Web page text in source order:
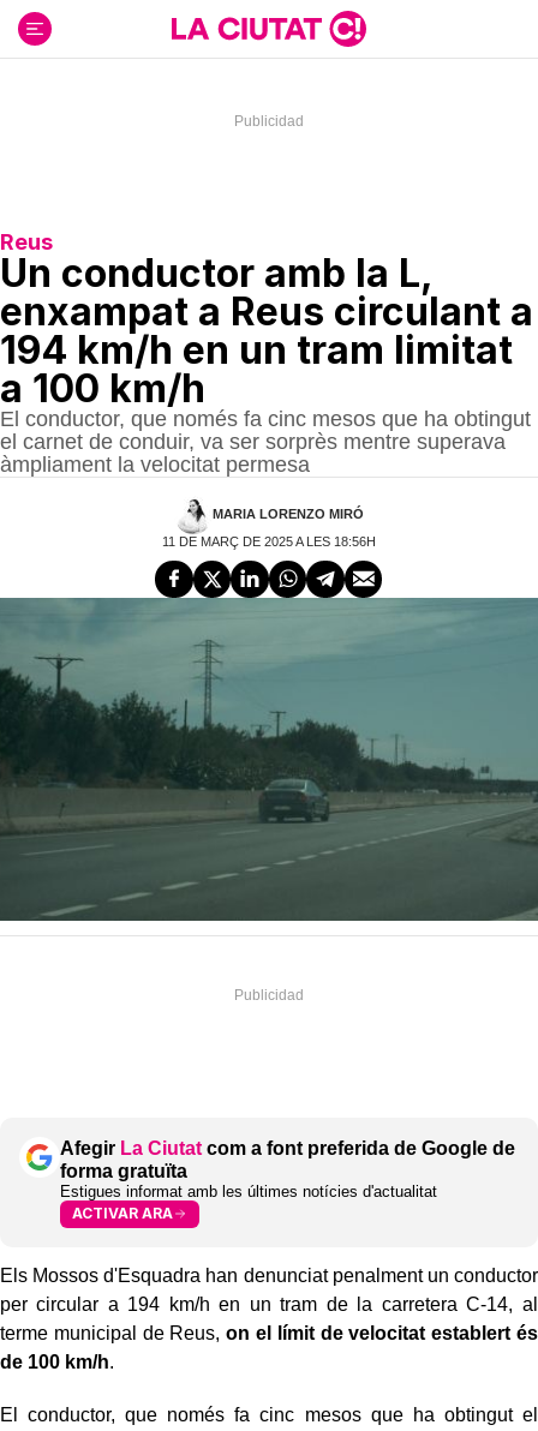
contenido
Reus
Un conductor amb la L,
enxampat a Reus circulant a
194 km/h en un tram limitat
a 100 km/h
El conductor, que només fa cinc mesos que ha obtingut
el carnet de conduir, va ser sorprès mentre superava
àmpliament la velocitat permesa
MARIA LORENZO MIRÓ
11 DE MARÇ DE 2025 A LES 18:56H
Afegir La Ciutat com a font preferida de Google de
forma gratuïta
Estigues informat amb les últimes notícies d'actualitat
ACTIVAR ARA
Els Mossos d'Esquadra han denunciat penalment un conductor
per circular a 194 km/h en un tram de la carretera C-14, al
terme municipal de Reus, on el límit de velocitat establert és
de 100 km/h.
El conductor, que només fa cinc mesos que ha obtingut el